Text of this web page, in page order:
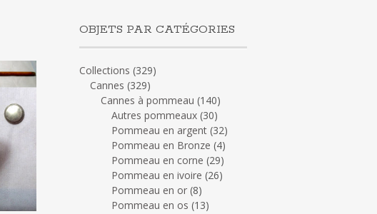
OBJETS PAR CATÉGORIES
Collections (329)
Cannes (329)
Cannes à pommeau (140)
Autres pommeaux (30)
Pommeau en argent (32)
Pommeau en Bronze (4)
Pommeau en corne (29)
Pommeau en ivoire (26)
Pommeau en or (8)
Pommeau en os (13)